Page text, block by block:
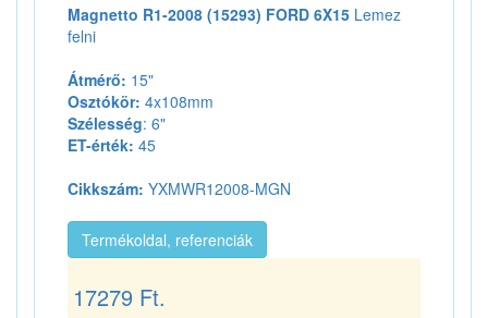
Magnetto R1-2008 (15293) FORD 6X15 Lemez
felni
Átmérő: 15"
Osztókör: 4x108mm
Szélesség: 6"
ET-érték: 45
Cikkszám: YXMWR12008-MGN
Termékoldal, referenciák
17279 Ft.